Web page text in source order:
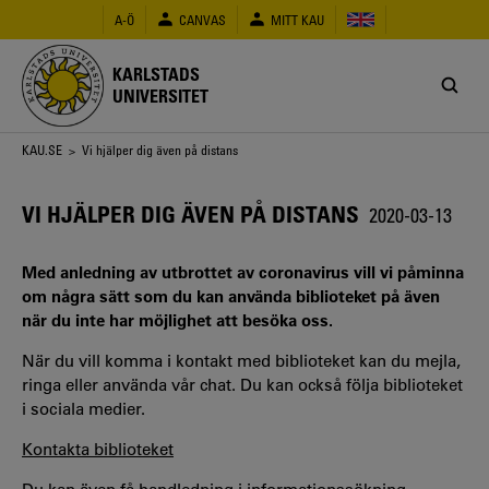
huvudinnehåll
A-Ö CANVAS MITT KAU
KARLSTADS
UNIVERSITET
Länkstig
KAU.SE > Vi hjälper dig även på distans
VI HJÄLPER DIG ÄVEN PÅ DISTANS 2020-03-13
Med anledning av utbrottet av coronavirus vill vi påminna
om några sätt som du kan använda biblioteket på även
när du inte har möjlighet att besöka oss.
När du vill komma i kontakt med biblioteket kan du mejla,
ringa eller använda vår chat. Du kan också följa biblioteket
i sociala medier.
Kontakta biblioteket